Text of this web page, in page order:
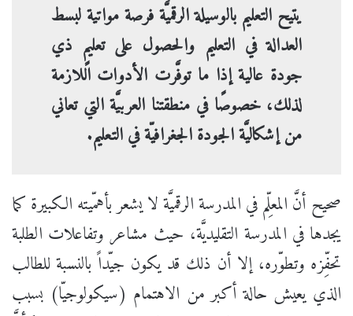
يتيح التعليم بالوسيلة الرقميَّة فرصة مواتية لبسط
العدالة في التعليم والحصول على تعليمٍ ذي
جودة عالية إذا ما توفَّرت الأدوات اللازمة
لذلك، خصوصًا في منطقتنا العربيَّة التي تعاني
من إشكاليَّة الجودة الجغرافيّة في التعليم.
صحيح أنَّ المعلِّم في المدرسة الرقميَّة لا يشعر بأهمّيته الكبيرة كما
يجدها في المدرسة التقليديَّة، حيث مشاعر وتفاعلات الطلبة
تحفِّزه وتطوّره، إلا أن ذلك قد يكون جيّداً بالنسبة للطالب
الذي يعيش حالة أكبر من الاهتمام (سيكولوجيّا) بسبب